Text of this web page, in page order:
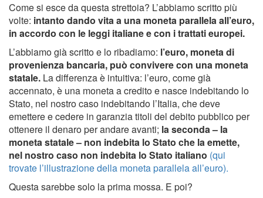
Come si esce da questa strettoia? L’abbiamo scritto più
volte: intanto dando vita a una moneta parallela all’euro,
in accordo con le leggi italiane e con i trattati europei.
L’abbiamo già scritto e lo ribadiamo: l’euro, moneta di
provenienza bancaria, può convivere con una moneta
statale. La differenza è intuitiva: l’euro, come già
accennato, è una moneta a credito e nasce indebitando lo
Stato, nel nostro caso indebitando l’Italia, che deve
emettere e cedere in garanzia titoli del debito pubblico per
ottenere il denaro per andare avanti; la seconda – la
moneta statale – non indebita lo Stato che la emette,
nel nostro caso non indebita lo Stato italiano (qui
trovate l’illustrazione della moneta parallela all’euro).
Questa sarebbe solo la prima mossa. E poi?